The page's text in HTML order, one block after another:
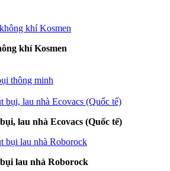
khí Kosmen
thông minh
lau nhà Ecovacs (Quốc tế)
lau nhà Roborock